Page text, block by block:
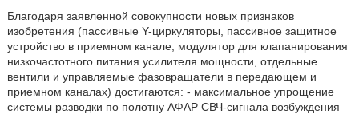
Благодаря заявленной совокупности новых признаков
изобретения (пассивные Y-циркуляторы, пассивное защитное
устройство в приемном канале, модулятор для клапанирования
низкочастотного питания усилителя мощности, отдельные
вентили и управляемые фазовращатели в передающем и
приемном каналах) достигаются: - максимальное упрощение
системы разводки по полотну АФАР СВЧ-сигнала возбуждения